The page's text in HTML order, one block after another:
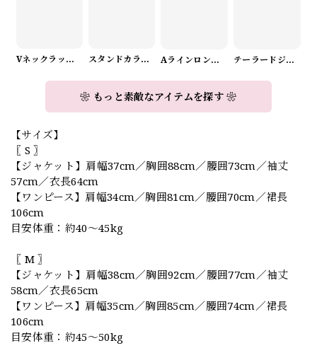
Vネックラップデザインニット（3color） A1008 スタンドカラーロングスリーブリボンブラウス（3color） A1126 Aラインロングワンピース（2color） A0908 テーラードジャケット＆ワイドパンツスーツwithスカーフ A0987
❀ もっと素敵なアイテムを探す ❀
【サイズ】
〖 S 〗
【ジャケット】肩幅37cm／胸囲88cm／腰囲73cm／袖丈
57cm／衣長64cm
【ワンピース】肩幅34cm／胸囲81cm／腰囲70cm／裙長
106cm
目安体重：約40〜45kg
〖 M 〗
【ジャケット】肩幅38cm／胸囲92cm／腰囲77cm／袖丈
58cm／衣長65cm
【ワンピース】肩幅35cm／胸囲85cm／腰囲74cm／裙長
106cm
目安体重：約45〜50kg